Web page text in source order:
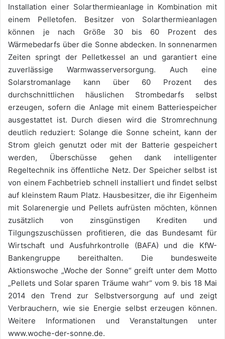
Installation einer Solarthermieanlage in Kombination mit
einem Pelletofen. Besitzer von Solarthermieanlagen
können je nach Größe 30 bis 60 Prozent des
Wärmebedarfs über die Sonne abdecken. In sonnenarmen
Zeiten springt der Pelletkessel an und garantiert eine
zuverlässige Warmwasserversorgung. Auch eine
Solarstromanlage kann über 60 Prozent des
durchschnittlichen häuslichen Strombedarfs selbst
erzeugen, sofern die Anlage mit einem Batteriespeicher
ausgestattet ist. Durch diesen wird die Stromrechnung
deutlich reduziert: Solange die Sonne scheint, kann der
Strom gleich genutzt oder mit der Batterie gespeichert
werden, Überschüsse gehen dank intelligenter
Regeltechnik ins öffentliche Netz. Der Speicher selbst ist
von einem Fachbetrieb schnell installiert und findet selbst
auf kleinstem Raum Platz. Hausbesitzer, die ihr Eigenheim
mit Solarenergie und Pellets aufrüsten möchten, können
zusätzlich von zinsgünstigen Krediten und
Tilgungszuschüssen profitieren, die das Bundesamt für
Wirtschaft und Ausfuhrkontrolle (BAFA) und die KfW-
Bankengruppe bereithalten. Die bundesweite
Aktionswoche „Woche der Sonne“ greift unter dem Motto
„Pellets und Solar sparen Träume wahr“ vom 9. bis 18 Mai
2014 den Trend zur Selbstversorgung auf und zeigt
Verbrauchern, wie sie Energie selbst erzeugen können.
Weitere Informationen und Veranstaltungen unter
www.woche-der-sonne.de.